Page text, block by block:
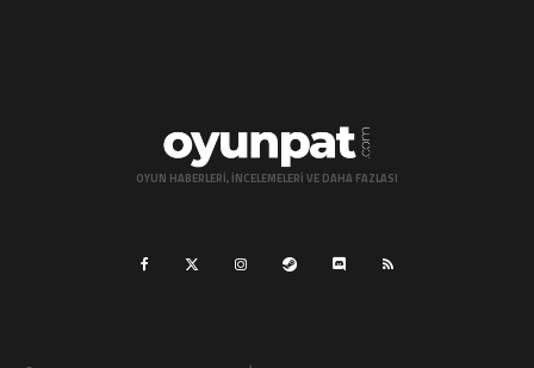
OYUN HABERLERI, INCELEMELERI VE DAHA FAZLASI